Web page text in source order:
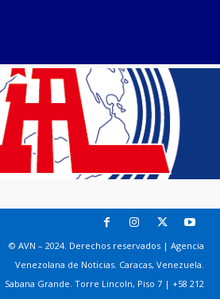
© AVN – 2024. Derechos reservados | Agencia
Venezolana de Noticias. Caracas, Venezuela.
Sabana Grande. Torre Lincoln, Piso 7 | +58 212